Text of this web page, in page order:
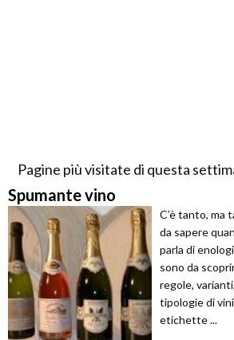
Pagine più visitate di questa
Spumante vino
C’è tanto, ma
da sapere
parla di
sono da
regole, varianti,
tipologie di
etichette ...